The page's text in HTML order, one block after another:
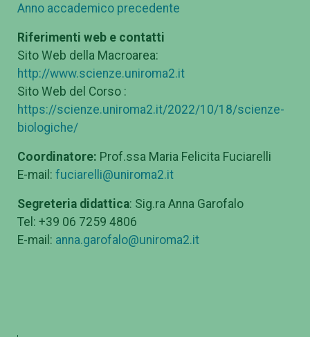
Anno accademico precedente
Riferimenti web e contatti
Sito Web della Macroarea:
http://www.scienze.uniroma2.it
Sito Web del Corso :
https://scienze.uniroma2.it/2022/10/18/scienze-
biologiche/
Coordinatore: Prof.ssa Maria Felicita Fuciarelli
E-mail: fuciarelli@uniroma2.it
Segreteria didattica: Sig.ra Anna Garofalo
Tel: +39 06 7259 4806
E-mail: anna.garofalo@uniroma2.it